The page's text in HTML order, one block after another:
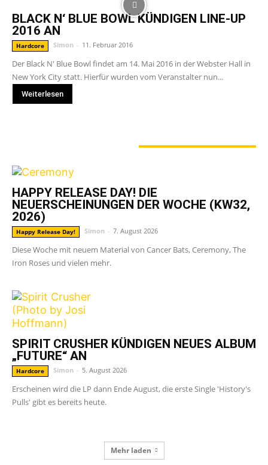
BLACK N‘ BLUE BOWL KÜNDIGEN LINE-UP
2016 AN
Hardcore Simon - 11. Februar 2016
Der Black N' Blue Bowl findet am 14. Mai 2016 in der Webster Hall in
New York City statt. Hierfür wurden vom Veranstalter nun...
Weiterlesen
HAPPY RELEASE DAY! DIE
NEUERSCHEINUNGEN DER WOCHE (KW32,
2026)
Happy Release Day! Simon - 7. August 2026
Diese Woche mit neuem Material von Cancer Bats, Ceremony, The
Iron Roses und vielen mehr.
SPIRIT CRUSHER KÜNDIGEN NEUES ALBUM
„FUTURE“ AN
Hardcore Simon - 5. August 2026
Erscheinen wird die LP dann Ende August, die erste Single 'History's
Pulls' gibt es bereits heute.
Mehr laden